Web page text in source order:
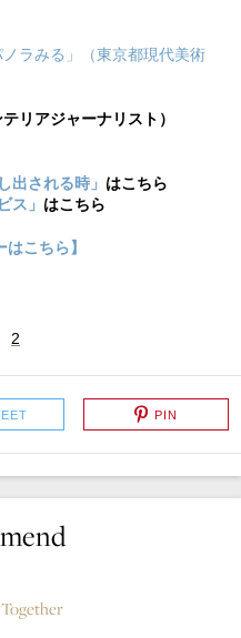
ラみる」（東京都現代美術
リアジャーナリスト）
出される時」 はこちら
ス」 はこちら
こちら】
2
PIN